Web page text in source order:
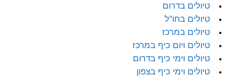
טיולים בדרום
טיולים בחו"ל
טיולים במרכז
טיולים ויום כיף במרכז
טיולים וימי כיף בדרום
טיולים וימי כיף בצפון